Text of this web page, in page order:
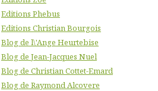
Editions Phebus
Editions Christian Bourgois
Blog de l\'Ange Heurtebise
Blog de Jean-Jacques Nuel
Blog de Christian Cottet-Emard
Blog de Raymond Alcovere